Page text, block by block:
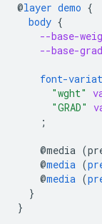
@layer demo {
body {
--base-
--base-
font-
"wght"
"GRAD"
;
@media (
@media (
@media (
}
}